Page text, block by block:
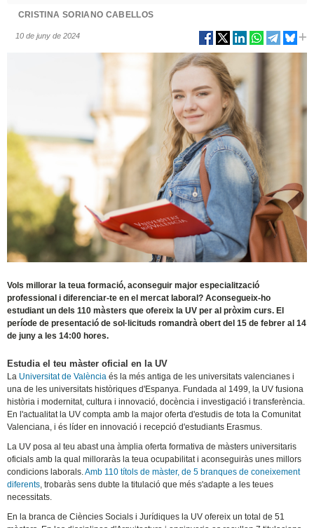
CRISTINA SORIANO CABELLOS
10 de juny de 2024
Vols millorar la teua formació, aconseguir major especialització
professional i diferenciar-te en el mercat laboral? Aconsegueix-ho
estudiant un dels 110 màsters que ofereix la UV per al pròxim curs. El
període de presentació de sol·licituds romandrà obert del 15 de febrer al 14
de juny a les 14:00 hores.
Estudia el teu màster oficial en la UV
La Universitat de València és la més antiga de les universitats valencianes i
una de les universitats històriques d'Espanya. Fundada al 1499, la UV fusiona
història i modernitat, cultura i innovació, docència i investigació i transferència.
En l'actualitat la UV compta amb la major oferta d'estudis de tota la Comunitat
Valenciana, i és líder en innovació i recepció d'estudiants Erasmus.
La UV posa al teu abast una àmplia oferta formativa de màsters universitaris
oficials amb la qual milloraràs la teua ocupabilitat i aconseguiràs unes millors
condicions laborals.Amb 110 títols de màster, de 5 branques de coneixement
diferents, trobaràs sens dubte la titulació que més s'adapte a les teues
necessitats.
En la branca de Ciències Socials i Jurídiques la UV ofereix un total de 51